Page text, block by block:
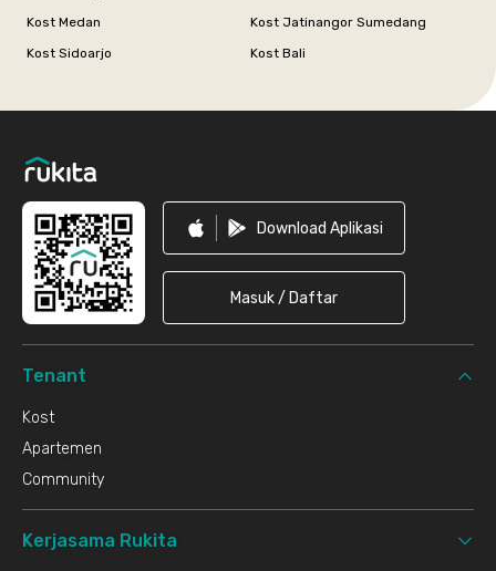
Kost Medan
Kost Jatinangor Sumedang
Kost Sidoarjo
Kost Bali
Download Aplikasi
Masuk / Daftar
Tenant
Kost
Apartemen
Community
Kerjasama Rukita